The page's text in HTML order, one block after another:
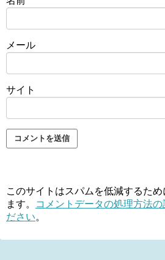
メール
サイト
このサイトはスパムを低減するた
ます。
コメントデータの処理方法の
ださい。